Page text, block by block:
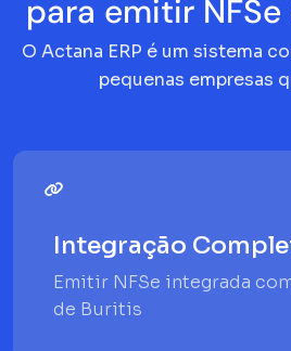
para emitir
O Actana ERP é um sistema
pequenas empresas
Integração
Emitir NFSe integrada
de Buritis